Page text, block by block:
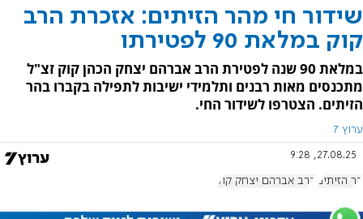
שידור חי מהר הזיתים: אזכרת הרב
קוק במלאת 90 לפטירתו
במלאת 90 שנה לפטירת הרב אברהם יצחק הכהן קוק זצ"ל
מתכנסים מאות רבנים ותלמידי ישיבות לתפילה בקברו בהר
הזיתים. הצטרפו לשידור החי.
ערוץ 7
27.08.25, 9:28
הר הזיתים הרב אברהם יצחק קוק